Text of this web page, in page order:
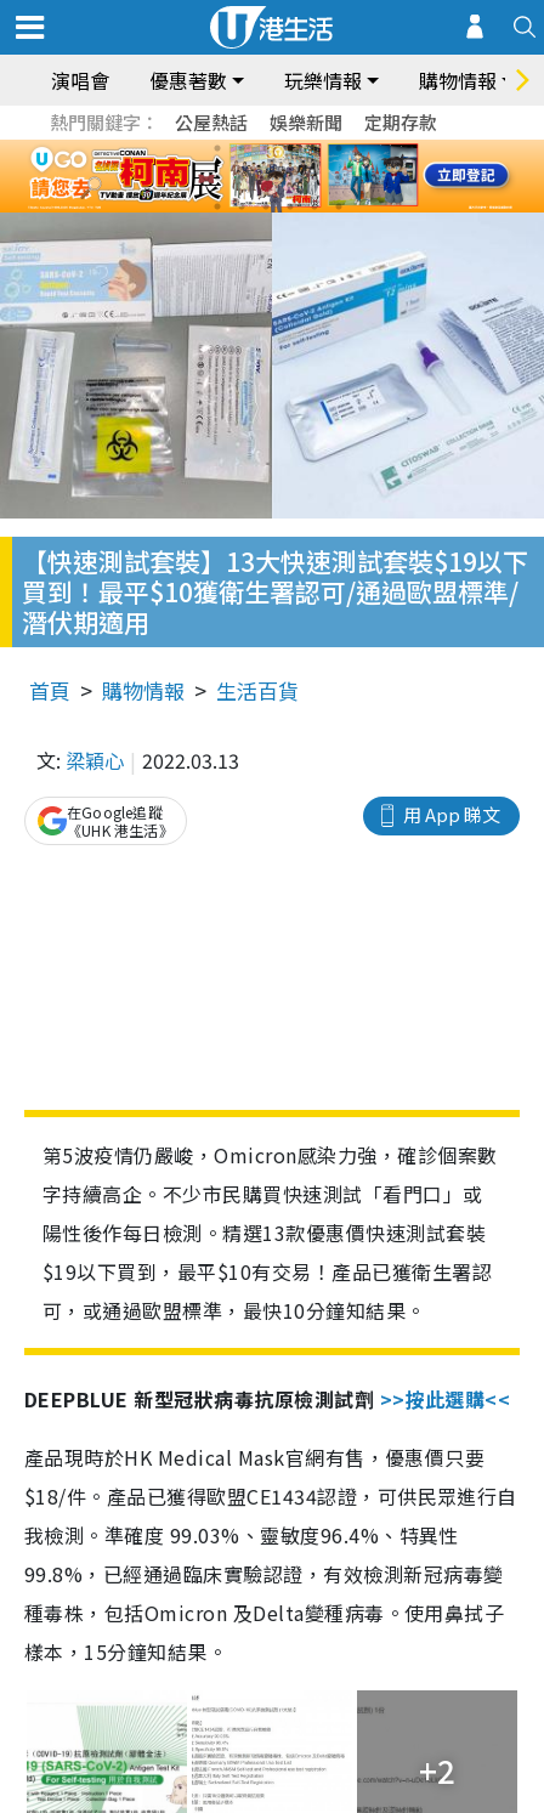
演唱會 優惠著數 玩樂情報 購物情報
熱門關鍵字： 公屋熱話 娛樂新聞 定期存款
【快速測試套裝】13大快速測試套裝$19以下
買到！最平$10獲衛生署認可/通過歐盟標準/
潛伏期適用
首頁 購物情報 生活百貨
文: 梁穎心 2022.03.13
用 App 睇文
在Google追蹤
《UHK 港生活》
第5波疫情仍嚴峻，Omicron感染力強，確診個案數
字持續高企。不少市民購買快速測試「看門口」或
陽性後作每日檢測。精選13款優惠價快速測試套裝
$19以下買到，最平$10有交易！產品已獲衛生署認
可，或通過歐盟標準，最快10分鐘知結果。
DEEPBLUE 新型冠狀病毒抗原檢測試劑 >>按此選購<<
產品現時於HK Medical Mask官網有售，優惠價只要
$18/件。產品已獲得歐盟CE1434認證，可供民眾進行自
我檢測。準確度 99.03%、靈敏度96.4%、特異性
99.8%，已經通過臨床實驗認證，有效檢測新冠病毒變
種毒株，包括Omicron 及Delta變種病毒。使用鼻拭子
樣本，15分鐘知結果。
+2